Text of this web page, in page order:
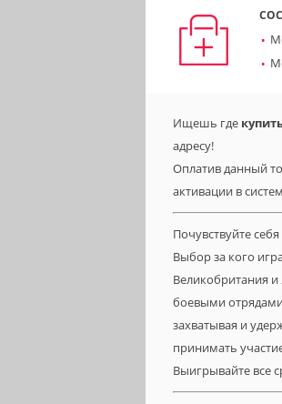
Ищешь где
адресу!
Оплатив данный
активации в
Почувствуйте
Выбор за кого
Великобритания
боевыми
захватывая и
принимать
Выигрывайте все